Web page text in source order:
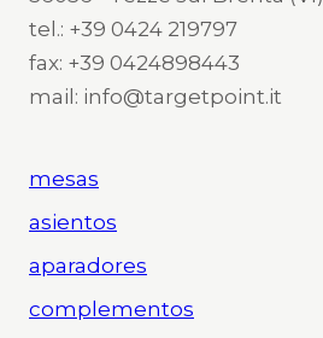
tel.: +39 0424 219797
fax: +39 0424898443
mail: info@targetpoint.it
mesas
asientos
aparadores
complementos